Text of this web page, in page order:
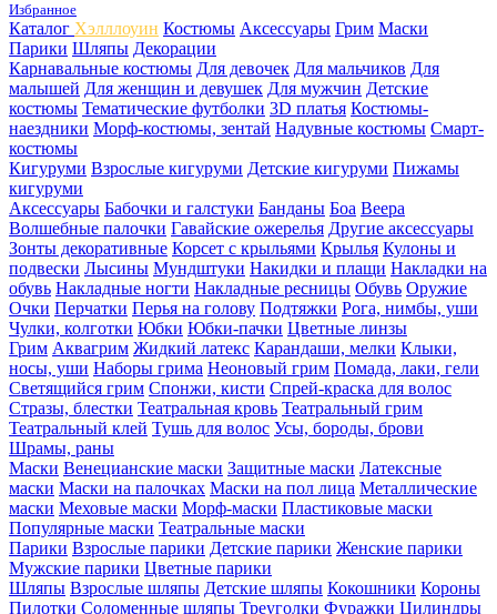
Избранное
Каталог Хэлллоуин Костюмы Аксессуары Грим Маски
Парики Шляпы Декорации
Карнавальные костюмы Для девочек Для мальчиков Для
малышей Для женщин и девушек Для мужчин Детские
костюмы Тематические футболки 3D платья Костюмы-
наездники Морф-костюмы, зентай Надувные костюмы Смарт-
костюмы
Кигуруми Взрослые кигуруми Детские кигуруми Пижамы
кигуруми
Аксессуары Бабочки и галстуки Банданы Боа Веера
Волшебные палочки Гавайские ожерелья Другие аксессуары
Зонты декоративные Корсет с крыльями Крылья Кулоны и
подвески Лысины Мундштуки Накидки и плащи Накладки на
обувь Накладные ногти Накладные ресницы Обувь Оружие
Очки Перчатки Перья на голову Подтяжки Рога, нимбы, уши
Чулки, колготки Юбки Юбки-пачки Цветные линзы
Грим Аквагрим Жидкий латекс Карандаши, мелки Клыки,
носы, уши Наборы грима Неоновый грим Помада, лаки, гели
Светящийся грим Спонжи, кисти Спрей-краска для волос
Стразы, блестки Театральная кровь Театральный грим
Театральный клей Тушь для волос Усы, бороды, брови
Шрамы, раны
Маски Венецианские маски Защитные маски Латексные
маски Маски на палочках Маски на пол лица Металлические
маски Меховые маски Морф-маски Пластиковые маски
Популярные маски Театральные маски
Парики Взрослые парики Детские парики Женские парики
Мужские парики Цветные парики
Шляпы Взрослые шляпы Детские шляпы Кокошники Короны
Пилотки Соломенные шляпы Треуголки Фуражки Цилиндры